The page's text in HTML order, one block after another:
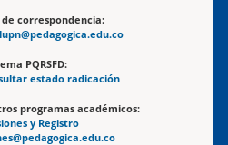
de correspondencia:
PQRSFD:
estado radicación
programas académicos:
y Registro